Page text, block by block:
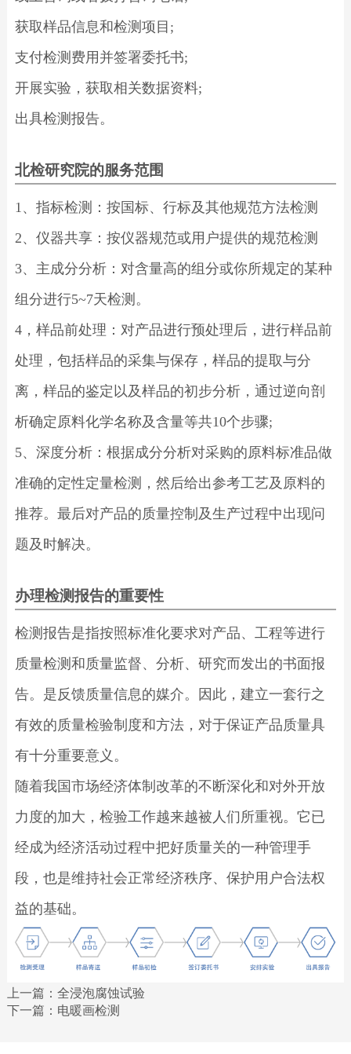
获取样品信息和检测项目;
支付检测费用并签署委托书;
开展实验，获取相关数据资料;
出具检测报告。
北检研究院的服务范围
1、指标检测：按国标、行标及其他规范方法检测
2、仪器共享：按仪器规范或用户提供的规范检测
3、主成分分析：对含量高的组分或你所规定的某种
组分进行5~7天检测。
4，样品前处理：对产品进行预处理后，进行样品前
处理，包括样品的采集与保存，样品的提取与分
离，样品的鉴定以及样品的初步分析，通过逆向剖
析确定原料化学名称及含量等共10个步骤;
5、深度分析：根据成分分析对采购的原料标准品做
准确的定性定量检测，然后给出参考工艺及原料的
推荐。最后对产品的质量控制及生产过程中出现问
题及时解决。
办理检测报告的重要性
检测报告是指按照标准化要求对产品、工程等进行
质量检测和质量监督、分析、研究而发出的书面报
告。是反馈质量信息的媒介。因此，建立一套行之
有效的质量检验制度和方法，对于保证产品质量具
有十分重要意义。
随着我国市场经济体制改革的不断深化和对外开放
力度的加大，检验工作越来越被人们所重视。它已
经成为经济活动过程中把好质量关的一种管理手
段，也是维持社会正常经济秩序、保护用户合法权
益的基础。
上一篇： 全浸泡腐蚀试验
下一篇： 电暖画检测